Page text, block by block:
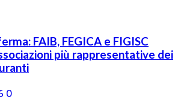
FAIB, FEGICA e FIGISC
più rappresentative dei
0